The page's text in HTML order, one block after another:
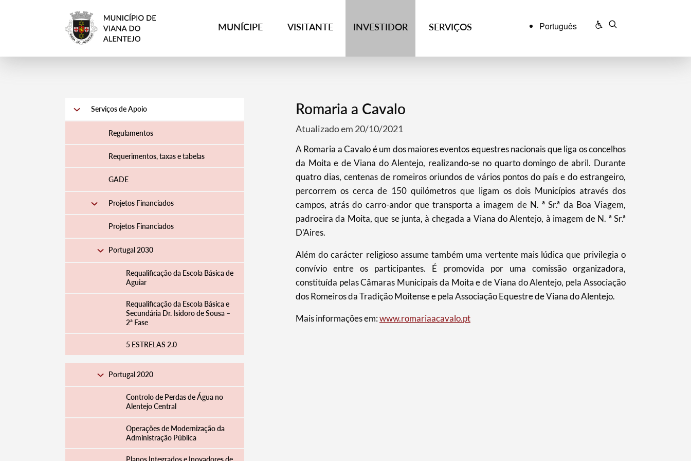
MUNÍCIPE VISITANTE INVESTIDOR SERVIÇOS Português
Serviços de Apoio
Regulamentos
Requerimentos, taxas e tabelas
GADE
Projetos Financiados
Projetos Financiados
Portugal 2030
Requalificação da Escola Básica de
Aguiar
Requalificação da Escola Básica e
Secundária Dr. Isidoro de Sousa –
2ª Fase
5 ESTRELAS 2.0
Portugal 2020
Controlo de Perdas de Água no
Alentejo Central
Operações de Modernização da
Administração Pública
Planos Integrados e Inovadores de
Romaria a Cavalo
Atualizado em 20/10/2021
A Romaria a Cavalo é um dos maiores eventos equestres nacionais que liga os concelhos
da Moita e de Viana do Alentejo, realizando-se no quarto domingo de abril. Durante
quatro dias, centenas de romeiros oriundos de vários pontos do país e do estrangeiro,
percorrem os cerca de 150 quilómetros que ligam os dois Municípios através dos
campos, atrás do carro-andor que transporta a imagem de N. ª Sr.ª da Boa Viagem,
padroeira da Moita, que se junta, à chegada a Viana do Alentejo, à imagem de N. ª Sr.ª
D’Aires.
Além do carácter religioso assume também uma vertente mais lúdica que privilegia o
convívio entre os participantes. É promovida por uma comissão organizadora,
constituída pelas Câmaras Municipais da Moita e de Viana do Alentejo, pela Associação
dos Romeiros da Tradição Moitense e pela Associação Equestre de Viana do Alentejo.
Mais informações em:www.romariaacavalo.pt